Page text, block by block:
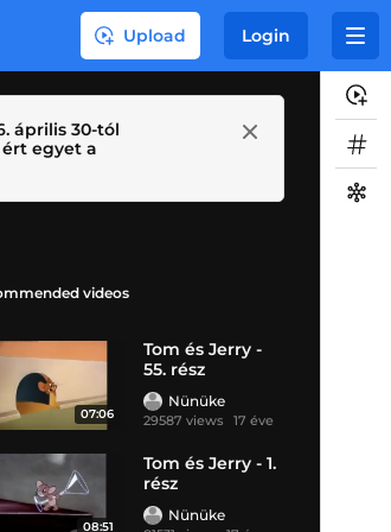
Upload Login
április 30-tól
egyet a
videos
07:06
Tom és Jerry -
55. rész
Nünüke
29587 views 17 éve
08:51
Tom és Jerry - 1.
rész
Nünüke